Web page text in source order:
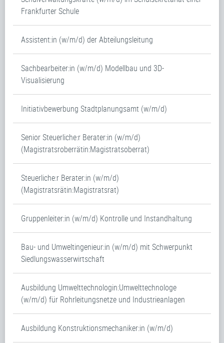
Frankfurter Schule
Assistent:in (w/m/d) der Abteilungsleitung
Sachbearbeiter:in (w/m/d) Modellbau und 3D-
Visualisierung
Initiativbewerbung Stadtplanungsamt (w/m/d)
Senior Steuerliche:r Berater:in (w/m/d)
(Magistratsroberrätin:Magistratsoberrat)
Steuerliche:r Berater:in (w/m/d)
(Magistratsrätin:Magistratsrat)
Gruppenleiter:in (w/m/d) Kontrolle und Instandhaltung
Bau- und Umweltingenieur:in (w/m/d) mit Schwerpunkt
Siedlungswasserwirtschaft
Ausbildung Umwelttechnologin:Umwelttechnologe
(w/m/d) für Rohrleitungsnetze und Industrieanlagen
Ausbildung Konstruktionsmechaniker:in (w/m/d)